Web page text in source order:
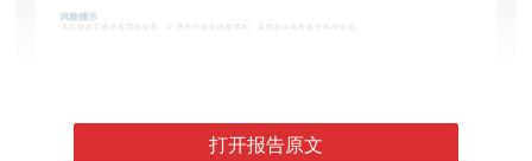
打开报告原文